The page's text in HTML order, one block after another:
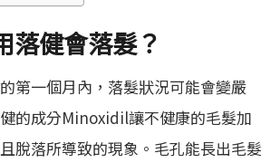
落健會落髮？
第一個月內，落髮狀況可能會變嚴
的成分Minoxidil讓不健康的毛髮加
脫落所導致的現象。毛孔能長出毛髮